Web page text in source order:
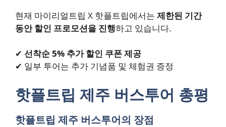
현재 마이리얼트립 X 핫플트립에서는 제한된 기간
동안 할인 프로모션을 진행하고 있습니다.
✔ 선착순 5% 추가 할인 쿠폰 제공
✔ 일부 투어는 추가 기념품 및 체험권 증정
핫플트립 제주 버스투어 총평
핫플트립 제주 버스투어의 장점